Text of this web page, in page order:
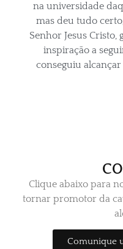
na universidade
mas deu tudo
Senhor Jesus
inspiração a
conseguiu
Clique abaixo para
tornar promotor da
Comunique